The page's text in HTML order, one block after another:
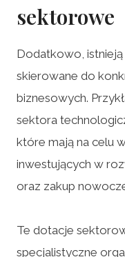
sektorowe
Dodatkowo,
skierowane do
biznesowych.
sektora
które mają na celu
inwestujących w
oraz zakup
Te dotacje
specjalistyczne